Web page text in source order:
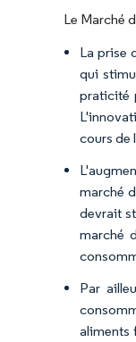
Le Marché
La prise
qui
praticité
cours de
marché
devrait
marché
Par
aliments